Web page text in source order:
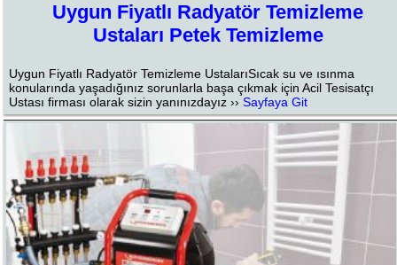
Uygun Fiyatlı Radyatör Temizleme
Ustaları Petek Temizleme
Uygun Fiyatlı Radyatör Temizleme UstalarıSıcak su ve ısınma
konularında yaşadığınız sorunlarla başa çıkmak için Acil Tesisatçı
Ustası firması olarak sizin yanınızdayız ››Sayfaya Git